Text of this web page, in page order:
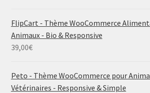
FlipCart - Thème WooCommerce
Animaux - Bio & Responsive
39,00€
Peto - Thème WooCommerce pour
Vétérinaires - Responsive & Simple